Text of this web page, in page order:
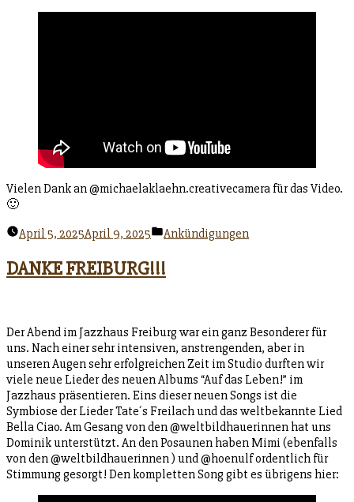
Vielen Dank an @michaelaklaehn.creativecamera für das Video.
🙂
April 5, 2025April 9, 2025
Veröffentlicht
Ankündigungen
DANKE FREIBURG!!!
Der Abend im Jazzhaus Freiburg war ein ganz Besonderer für
uns. Nach einer sehr intensiven, anstrengenden, aber in
unseren Augen sehr erfolgreichen Zeit im Studio durften wir
viele neue Lieder des neuen Albums “Auf das Leben!” im
Jazzhaus präsentieren. Eins dieser neuen Songs ist die
Symbiose der Lieder Tate´s Freilach und das weltbekannte Lied
Bella Ciao. Am Gesang von den @weltbildhauerinnen hat uns
Dominik unterstützt. An den Posaunen haben Mimi (ebenfalls
von den @weltbildhauerinnen ) und @hoenulf ordentlich für
Stimmung gesorgt! Den kompletten Song gibt es übrigens hier: